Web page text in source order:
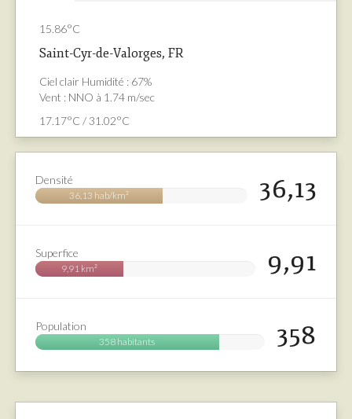
15.86°C
Saint-Cyr-de-Valorges, FR
Ciel clair Humidité : 67%
Vent : NNO à 1.74 m/sec
17.17°C / 31.02°C
36,13
Densité
36,13 hab/km²
9,91
Superfice
9,91 km²
358
Population
358 habitants